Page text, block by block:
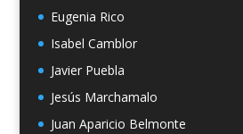
Eugenia Rico
Isabel Camblor
Javier Puebla
Jesús Marchamalo
Juan Aparicio Belmonte